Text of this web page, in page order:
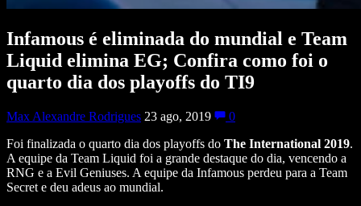
Infamous é eliminada do mundial e Team
Liquid elimina EG; Confira como foi o
quarto dia dos playoffs do TI9
Max Alexandre Rodrigues 23 ago, 2019
0
Foi finalizada o quarto dia dos playoffs do The International 2019.
A equipe da Team Liquid foi a grande destaque do dia, vencendo a
RNG e a Evil Geniuses. A equipe da Infamous perdeu para a Team
Secret e deu adeus ao mundial.